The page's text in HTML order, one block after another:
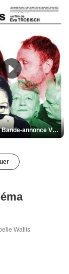
Home stories Bande-annonce VO STFR
Wallis